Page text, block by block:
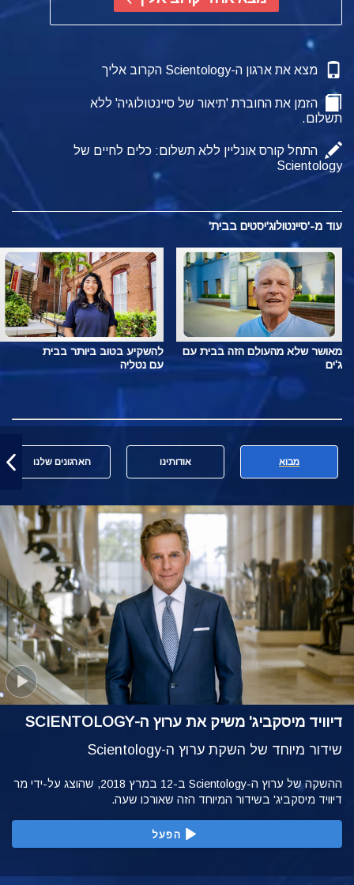
מצא את ארגון ה-Scientology הקרוב אליך
הזמן את החוברת 'תיאור של סיינטולוגיה' ללא
תשלום.
התחל קורס אונליין ללא תשלום: כלים לחיים של
Scientology
עוד מ-'סיינטולוג'יסטים בבית'
מאושר שלא מהעולם הזה בבית עם
ג'ים
להשקיע בטוב ביותר בבית
עם נטליה
מבוא אודותינו הארגונים שלנו
דיוויד מיסקביג' משיק את ערוץ ה-SCIENTOLOGY
שידור מיוחד של השקת ערוץ ה-Scientology
ההשקה של ערוץ ה-Scientology ב-12 במרץ 2018, שהוצג על-ידי מר
דיוויד מיסקביג' בשידור המיוחד הזה שאורכו שעה.
הפעל